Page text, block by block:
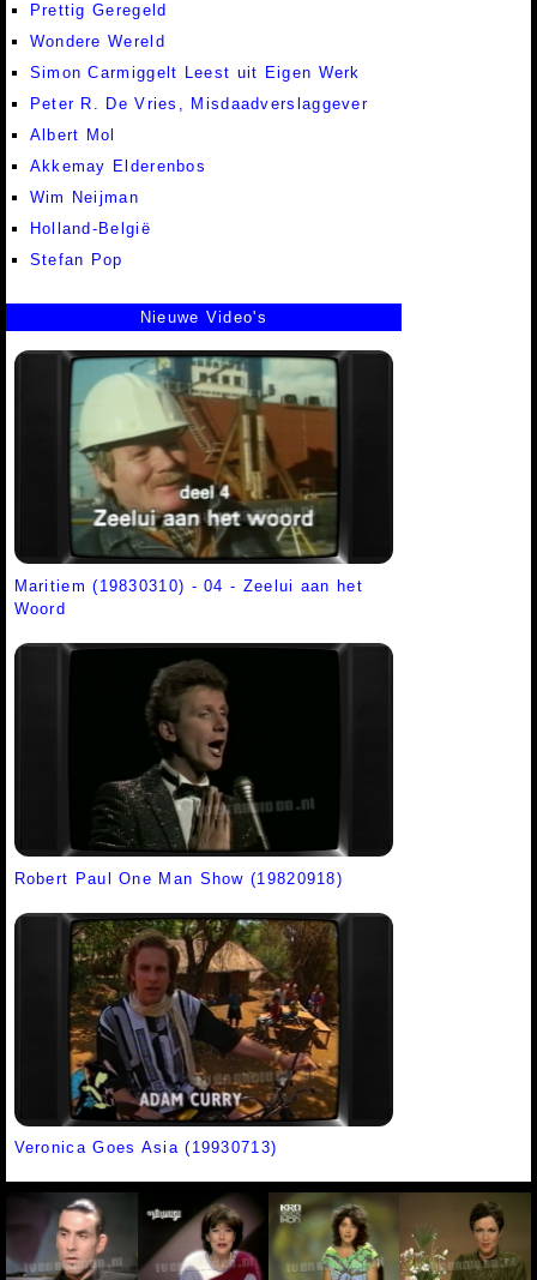
Prettig Geregeld
Wondere Wereld
Simon Carmiggelt Leest uit Eigen Werk
Peter R. De Vries, Misdaadverslaggever
Albert Mol
Akkemay Elderenbos
Wim Neijman
Holland-België
Stefan Pop
Nieuwe Video's
Maritiem (19830310) - 04 - Zeelui aan het
Woord
Robert Paul One Man Show (19820918)
Veronica Goes Asia (19930713)